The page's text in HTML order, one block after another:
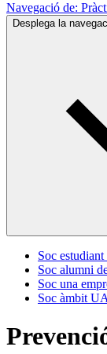
Navegació de:
Desplega la
Soc
Soc alumni
Soc una
Soc àmbit